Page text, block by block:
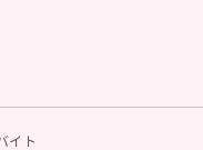
イト